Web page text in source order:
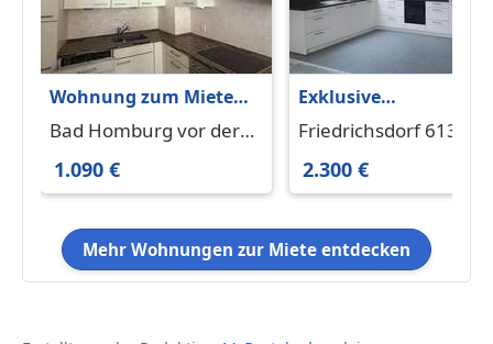
Wohnung zum Mieten
in Bad Homburg vor
m²
Bad Homburg vor der
Höhe 61350
1.090 €
Exklusive
Maisonettewohnung
Friedrichsdorf 61381
2.300 €
Mehr Wohnungen zur Miete entdecken